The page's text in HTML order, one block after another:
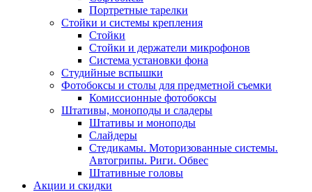
Портретные тарелки
Стойки и системы крепления
Стойки
Стойки и держатели микрофонов
Система установки фона
Студийные вспышки
Фотобоксы и столы для предметной съемки
Комиссионные фотобоксы
Штативы, моноподы и сладеры
Штативы и моноподы
Слайдеры
Стедикамы. Моторизованные системы.
Автогрипы. Риги. Обвес
Штативные головы
Акции и скидки